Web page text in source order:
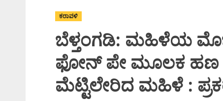
ಕರಾವಳಿ
ಬೆಳ್ತಂಗಡಿ: ಮಹಿಳೆಯ
ಫೋನ್ ಪೇ ಮೂಲಕ ಹಣ
ಮೆಟ್ಟಿಲೇರಿದ ಮಹಿಳೆ :